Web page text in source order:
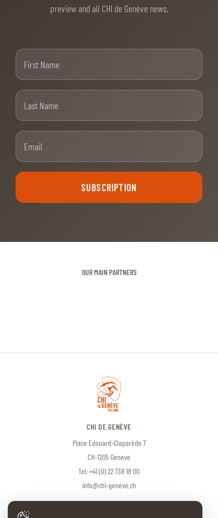
preview and all CHI de Genève news.
SUBSCRIPTION
OUR MAIN PARTNERS
CHI DE GENÈVE
Place Edouard-Claparède 7
CH-1205 Geneve
Tel:+41 (0) 22 738 18 00
info@chi-geneve.ch